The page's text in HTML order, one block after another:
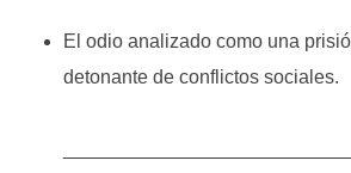
El odio analizado como una
detonante de conflictos sociales.